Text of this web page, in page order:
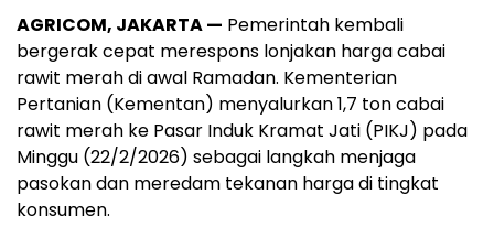
AGRICOM, JAKARTA — Pemerintah kembali
bergerak cepat merespons lonjakan harga cabai
rawit merah di awal Ramadan. Kementerian
Pertanian (Kementan) menyalurkan 1,7 ton cabai
rawit merah ke Pasar Induk Kramat Jati (PIKJ) pada
Minggu (22/2/2026) sebagai langkah menjaga
pasokan dan meredam tekanan harga di tingkat
konsumen.